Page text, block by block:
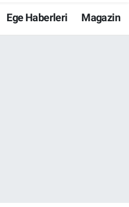
Ege Haberleri Magazin